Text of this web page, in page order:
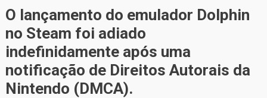
O lançamento do emulador Dolphin
no Steam foi adiado
indefinidamente após uma
notificação de Direitos Autorais da
Nintendo (DMCA).